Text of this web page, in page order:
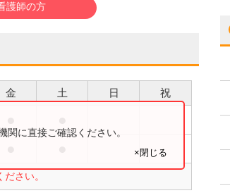
護師の方
金 土 日 祝
さい。
に直接ご確認ください。
×閉じる